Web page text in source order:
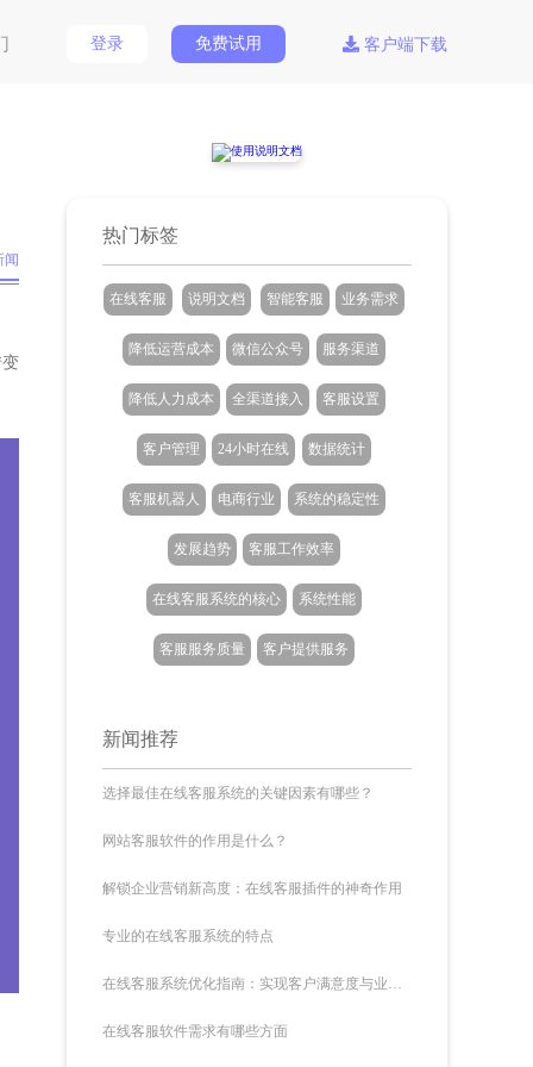
登录 免费试用 客户端下载
闻
热门标签
在线客服 说明文档 智能客服 业务需求
降低运营成本 微信公众号 服务渠道
降低人力成本 全渠道接入 客服设置
客户管理 24小时在线 数据统计
客服机器人 电商行业 系统的稳定性
发展趋势 客服工作效率
在线客服系统的核心 系统性能
客服服务质量 客户提供服务
新闻推荐
选择最佳在线客服系统的关键因素有哪些？
网站客服软件的作用是什么？
解锁企业营销新高度：在线客服插件的神奇作用
专业的在线客服系统的特点
在线客服系统优化指南：实现客户满意度与业务增长的双赢
在线客服软件需求有哪些方面